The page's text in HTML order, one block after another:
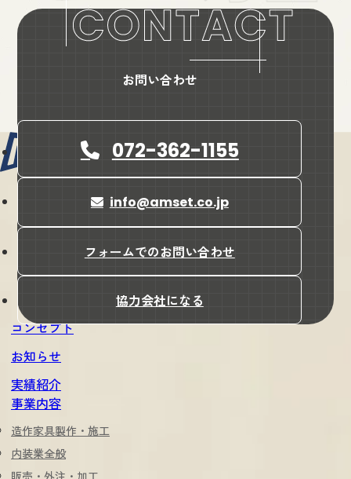
お問い合わせ
072-362-1155
info@amset.co.jp
フォームでのお問い合わせ
協力会社になる
会社名
所在地
大阪府堺市美原区木材通4-17-7
コンセプト
お知らせ
実績紹介
事業内容
造作家具製作・施工
内装業全般